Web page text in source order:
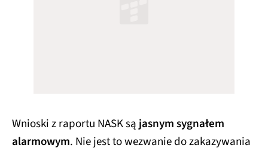
Wnioski z raportu NASK są jasnym sygnałem
alarmowym. Nie jest to wezwanie do zakazywania